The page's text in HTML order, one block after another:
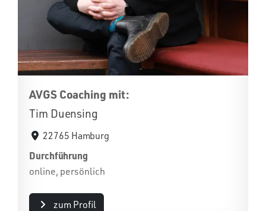
AVGS Coaching mit:
Tim Duensing
22765 Hamburg
Durchführung
online, persönlich
zum Profil